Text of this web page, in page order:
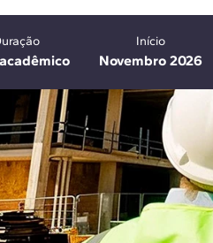
Início
Novembro 2026